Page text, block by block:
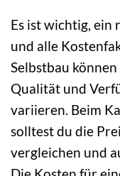
Es ist wichtig, ein
und alle
Selbstbau
Qualität und
variieren. Beim
solltest du die
vergleichen und